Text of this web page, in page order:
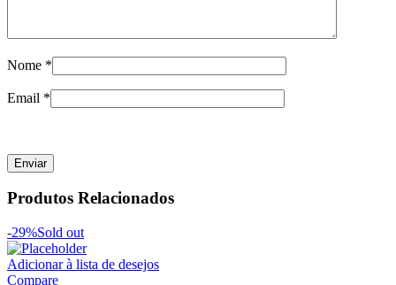
Nome *
Email *
Produtos Relacionados
-29%Sold out
Adicionar à lista de desejos
Compare